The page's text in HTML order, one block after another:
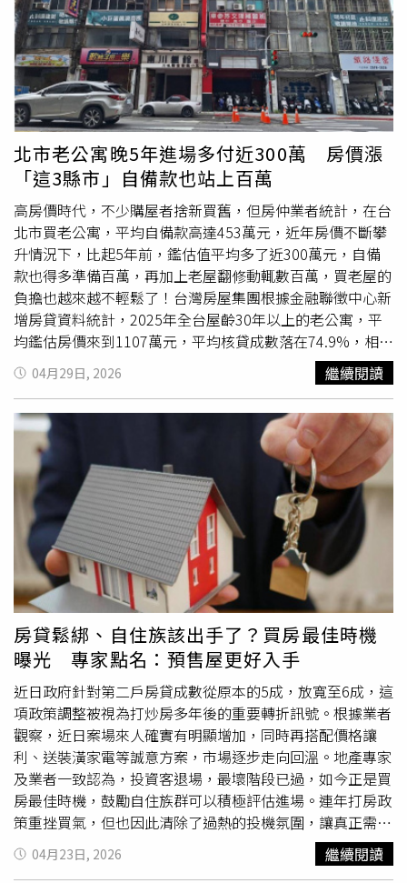
有30億元，所以當然要繼續投資，但是很謹慎，一定要精華
地段。而信義區土地每坪以611萬元高價買進，他表示，
「信義區完整土地已經很稀少、沒地了，基地雖小，但面對
3200松德公園，有信心創造價值。」此外，華固在新店也
有超級大案積極籌備中，總銷518億元「正大案」，最快年
底或明年上半年拿到建照。
與契稅。此外，因房價漲幅有感，長輩為減輕年輕人購屋壓
力，會利用每年贈與免稅額提早進行資產配置，或因應囤房
稅、二戶限貸令等措施頻繁轉移房產，以優化家族資產佈
局。市場冷靜法拍量不增反減儘管市場冷靜，房市並未出現
「斷頭潮」。統計顯示全台第一季拍賣移轉棟數僅768棟，
為近十年次低。賴志昶表示，法拍量不增反減的主因是全台
經濟與金融市場發展穩健，且近年房產漲幅大，屋主遇資金
困難多能順利轉手甚至獲利結案。加上金融機構具備債務協
商機制，使得流落法拍市場的物件相對稀少。繼承隱藏成本
與高額稅率住商不動產企劃研究室執行總監徐佳馨提醒，
「等房族」已成房市主力，但傳承老舊公寓或透天需負擔高
額修繕費。更重要的是，若繼承物件屬早期入手，未來轉售
時取得成本將依較低的評定現值認定，導致帳面獲利驚人，
屆時恐面臨高額稅賦。徐佳馨強調，民眾務必提前精算稅負
並預留稅源，才能圓滿承接長輩心意。「股漲房必漲」神話
破滅？ 專家揭秘分化循環：結構已改變天母捷運有譜？ 在
地房仲：這區有望「漲」聲響起「貸房入股」成新常態？
達人警示：槓桿斷裂恐釀連鎖崩盤
北市老公寓晚5年進場多付近300萬 房價漲
「這3縣市」自備款也站上百萬
高房價時代，不少購屋者捨新買舊，但房仲業者統計，在台
北市買老公寓，平均自備款高達453萬元，近年房價不斷攀
升情況下，比起5年前，鑑估值平均多了近300萬元，自備
款也得多準備百萬，再加上老屋翻修動輒數百萬，買老屋的
負擔也越來越不輕鬆了！台灣房屋集團根據金融聯徵中心新
增房貸資料統計，2025年全台屋齡30年以上的老公寓，平
均鑑估房價來到1107萬元，平均核貸成數落在74.9%，相較
5年前縮水約2.8個百分點，換算自備款成數也已提高至約2
成5。以目前房價水準推算，想買老公寓平均自備款約需要
277萬元，相較5年前增加了74萬元，意味著買家這5年來，
每月平均得多存約1.2萬元，才能湊足自備款差額。進一步
觀察六都情況，老公寓自備款負擔全面上升，台北市在房價
高基期下，老公寓平均房價來到1834萬元，平均自備款已
達453萬元，若晚5年進場得多準備百萬元，資金壓力冠居
全台。台灣房屋集團趨勢中心執行長張旭嵐表示，雖然建物
會貶值，但是土地年年增值，加上房價高漲下，老公寓總價
相對親民，購屋族更看重其公設比低、實用空間大的優勢，
且精華地段具重建機會，改造後的利差空間大，因此對自住
小資族或投資置產族皆具吸引力。不過，銀行對老屋核貸態
度保守，加上近年信用管制趨嚴，整體核貸條件收緊，使核
貸成數下修，因而形成「房價升、成數降」的雙重壓力，直
接推升購屋門檻與自備款負擔。張旭嵐指出，觀察2025年
全台老公寓在市場的交易佔比，已出現小幅下滑的趨勢，顯
示在價格與資金壓力同步升高下，老公寓雖具入手門檻低的
優勢，但老屋裝修費用高，在限貸令 下自備款增壓，對市場
的吸引力也恐出現轉變。進一步觀察，包括桃園、台南及高
雄市，5年前買老公寓，自備款還不用百萬元，來到2025
年，平均自備款壓力均已飆升突破百萬門檻，其中台南自備
款成數相較5年前提高約7.3個百分點。台灣房屋集團趨勢中
心經理李家妮表示，台南隨著新興重劃區開發擴大，新案供
給持續增加，帶動中古市場出現補漲效應，由於台南老公寓
04月29日, 2026 繼續閱讀
房貸鬆綁、自住族該出手了？買房最佳時機
曝光 專家點名：預售屋更好入手
近日政府針對第二戶房貸成數從原本的5成，放寬至6成，這
項政策調整被視為打炒房多年後的重要轉折訊號。根據業者
觀察，近日案場來人確實有明顯增加，同時再搭配價格讓
利、送裝潢家電等誠意方案，市場逐步走向回溫。地產專家
及業者一致認為，投資客退場，最壞階段已過，如今正是買
房最佳時機，鼓勵自住族群可以積極評估進場。連年打房政
策重挫買氣，但也因此清除了過熱的投機氛圍，讓真正需要
住房的家庭重拾信心。不過過去一年半，換屋族卻在限貸令
第二戶貸款僅5成的包袱下，始終催不起剛性需求的買氣。
04月23日, 2026 繼續閱讀